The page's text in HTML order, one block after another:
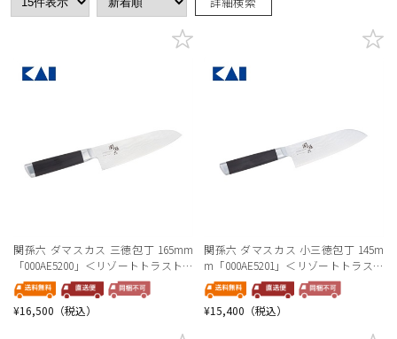
詳細検索
関孫六 ダマスカス 三徳包丁 165mm
「000AE5200」＜リゾートトラストセ
レクション＞
¥16,500（税込）
関孫六 ダマスカス 小三徳包丁 145m
m「000AE5201」＜リゾートトラスト
セレクション＞
¥15,400（税込）